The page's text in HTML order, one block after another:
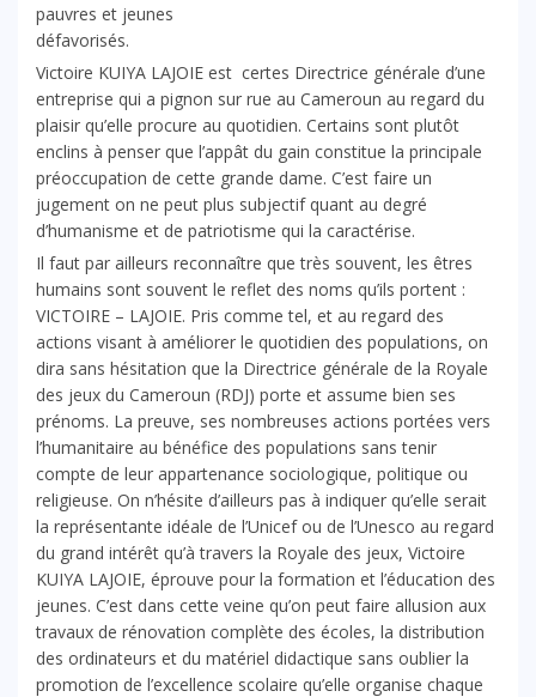
pauvres et jeunes
défavorisés.
Victoire KUIYA LAJOIE est certes Directrice générale d’une
entreprise qui a pignon sur rue au Cameroun au regard du
plaisir qu’elle procure au quotidien. Certains sont plutôt
enclins à penser que l’appât du gain constitue la principale
préoccupation de cette grande dame. C’est faire un
jugement on ne peut plus subjectif quant au degré
d’humanisme et de patriotisme qui la caractérise.
Il faut par ailleurs reconnaître que très souvent, les êtres
humains sont souvent le reflet des noms qu’ils portent :
VICTOIRE – LAJOIE. Pris comme tel, et au regard des
actions visant à améliorer le quotidien des populations, on
dira sans hésitation que la Directrice générale de la Royale
des jeux du Cameroun (RDJ) porte et assume bien ses
prénoms. La preuve, ses nombreuses actions portées vers
l’humanitaire au bénéfice des populations sans tenir
compte de leur appartenance sociologique, politique ou
religieuse. On n’hésite d’ailleurs pas à indiquer qu’elle serait
la représentante idéale de l’Unicef ou de l’Unesco au regard
du grand intérêt qu’à travers la Royale des jeux, Victoire
KUIYA LAJOIE, éprouve pour la formation et l’éducation des
jeunes. C’est dans cette veine qu’on peut faire allusion aux
travaux de rénovation complète des écoles, la distribution
des ordinateurs et du matériel didactique sans oublier la
promotion de l’excellence scolaire qu’elle organise chaque